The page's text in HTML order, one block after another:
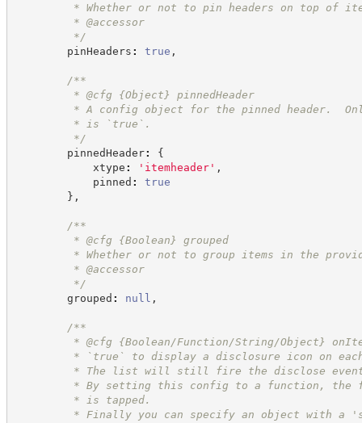
* Whether or not to pin headers on top of
* @accessor
*/
pinHeaders : true ,
/**
* @cfg {Object}
pinnedHeader
* A config object for the pinned header.
* is `true`.
*/
pinnedHeader:
{
xtype : ' itemheader' ,
pinned :
true
} ,
/**
* @cfg {Boolean}
grouped
* Whether or not to group items in the
* @accessor
*/
grouped : null ,
/**
* @cfg {Boolean/Function/String/Object}
* `true` to display a disclosure icon on
* The list will still fire the disclose event,
* By setting this config to a function, the
* is tapped.
* Finally you can specify an object with a